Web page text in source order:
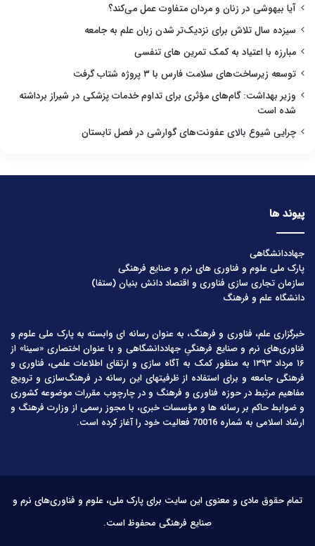
آیا بیهوشی در زنان و مردان متفاوت عمل می‌کند؟
سیزده سال تلاش برای نزدیک‌تر شدن زبان علم به جامعه
مبارزه با اعتیاد به کمک تمرین های تنفسی
توسعه زیرساخت‌های سلامت فارس با ۳ پروژه شتاب گرفت
وزیر بهداشت: گام‌های مؤثری برای تداوم خدمات پزشکی در شیراز برداشته
شده است
چرایی شیوع بالای عفونت‌های گوارشی در فصل تابستان
پیوند ها
جهاددانشگاهی
پارک ملی علوم و فناوری های نرم و صنایع فرهنگی
سازمان تجاری سازی فناوری و اقتصاد دانش بنیان (ستفا)
دانشگاه علم و فرهنگ
خبرگزاری علم، فناوری و فرهنگ، به عنوان رسانه ای وابسته به پارک ملی علوم و
فناوری‌های نرم و صنایع فرهنگیِ جهاددانشگاهی و با عنوان اختصاری «سینا» از
۱۶ مرداد ۱۳۹۳ به منظور کمک به آگاه سازی و ارتقای اطلاعات علمی، فناوری و
فرهنگی جامعه و برای استفاده از ظرفیتهای این رسانه در فرهنگ‌سازی و ترویج
مفاهیم مرتبط در حوزه فناوری و فرهنگ و در چارچوب مقررات موضوعه کشوری
و ضوابط حاکم بر رسانه ها و مؤسسات خبری، با مجوز رسمی از وزارت فرهنگ و
ارشاد اسلامی به شماره 70016 فعالیت خود را آغاز کرده است.
تمام حقوق مادی و معنوی این سایت برای پارک ملی، علوم و فناوری‌های نرم و
صنایع فرهنگی محفوظ است.